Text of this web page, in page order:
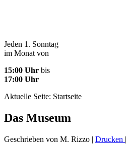
Jeden 1. Sonntag
im Monat von
15:00 Uhr bis
17:00 Uhr
Aktuelle Seite: Startseite
Das Museum
Geschrieben von M. Rizzo | Drucken |